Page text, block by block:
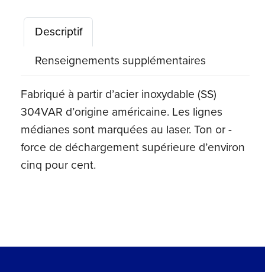
Descriptif
Renseignements supplémentaires
Fabriqué à partir d’acier inoxydable (SS)
304VAR d’origine américaine. Les lignes
médianes sont marquées au laser. Ton or -
force de déchargement supérieure d’environ
cinq pour cent.